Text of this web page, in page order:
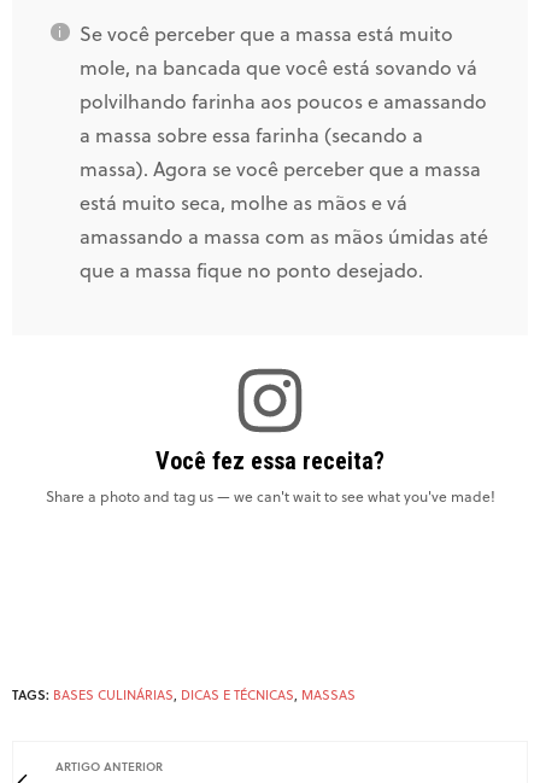
Se você perceber que a massa está muito
mole, na bancada que você está sovando vá
polvilhando farinha aos poucos e amassando
a massa sobre essa farinha (secando a
massa). Agora se você perceber que a massa
está muito seca, molhe as mãos e vá
amassando a massa com as mãos úmidas até
que a massa fique no ponto desejado.
Você fez essa receita?
Share a photo and tag us — we can't wait to see what you've made!
TAGS: BASES CULINÁRIAS, DICAS E TÉCNICAS, MASSAS
ARTIGO ANTERIOR